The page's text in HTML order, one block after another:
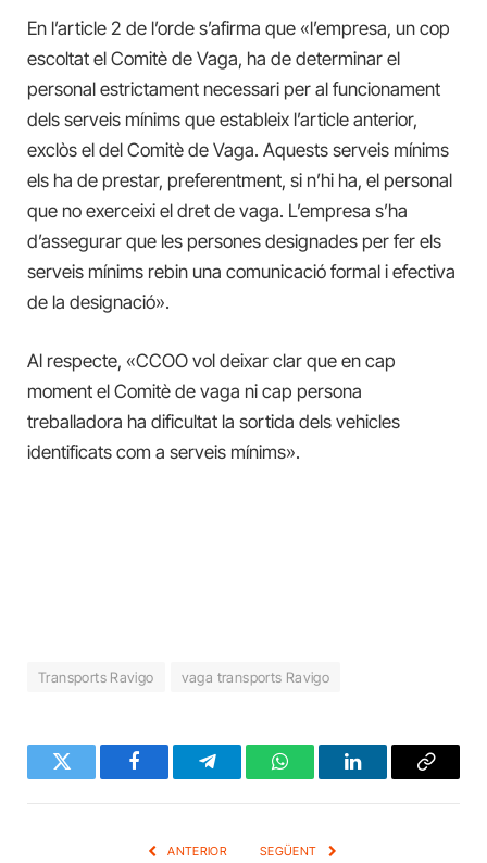
En l’article 2 de l’orde s’afirma que «l’empresa, un cop
escoltat el Comitè de Vaga, ha de determinar el
personal estrictament necessari per al funcionament
dels serveis mínims que estableix l’article anterior,
exclòs el del Comitè de Vaga. Aquests serveis mínims
els ha de prestar, preferentment, si n’hi ha, el personal
que no exerceixi el dret de vaga. L’empresa s’ha
d’assegurar que les persones designades per fer els
serveis mínims rebin una comunicació formal i efectiva
de la designació».
Al respecte, «CCOO vol deixar clar que en cap
moment el Comitè de vaga ni cap persona
treballadora ha dificultat la sortida dels vehicles
identificats com a serveis mínims».
Transports Ravigo vaga transports Ravigo
Twitter FacebookTelegramWhatsAppLinkedInCopy
ANTERIOR SEGÜENT